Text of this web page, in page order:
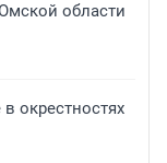
области
окрестностях